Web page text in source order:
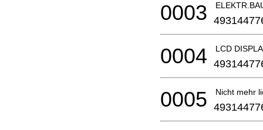
0003
LCD
0004
Nicht mehr
0005